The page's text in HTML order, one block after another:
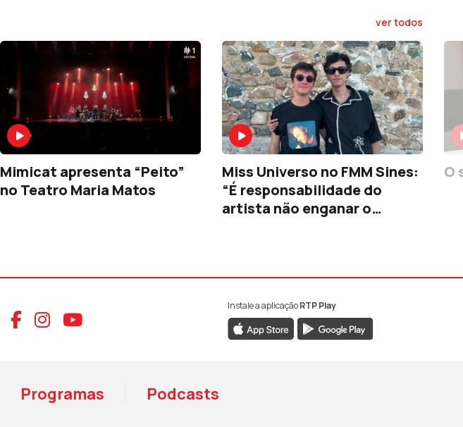
ver todos
Mimicat apresenta “Peito”
no Teatro Maria Matos
Miss Universo no FMM Sines:
“É responsabilidade do
artista não enganar o
O
Aceder ao Facebook da RTP Antena 1
Aceder ao Instagram da RTP Antena 1
Aceder ao YouTube da RTP Antena 1
Instale a aplicaçãoRTP Play
Programas Podcasts